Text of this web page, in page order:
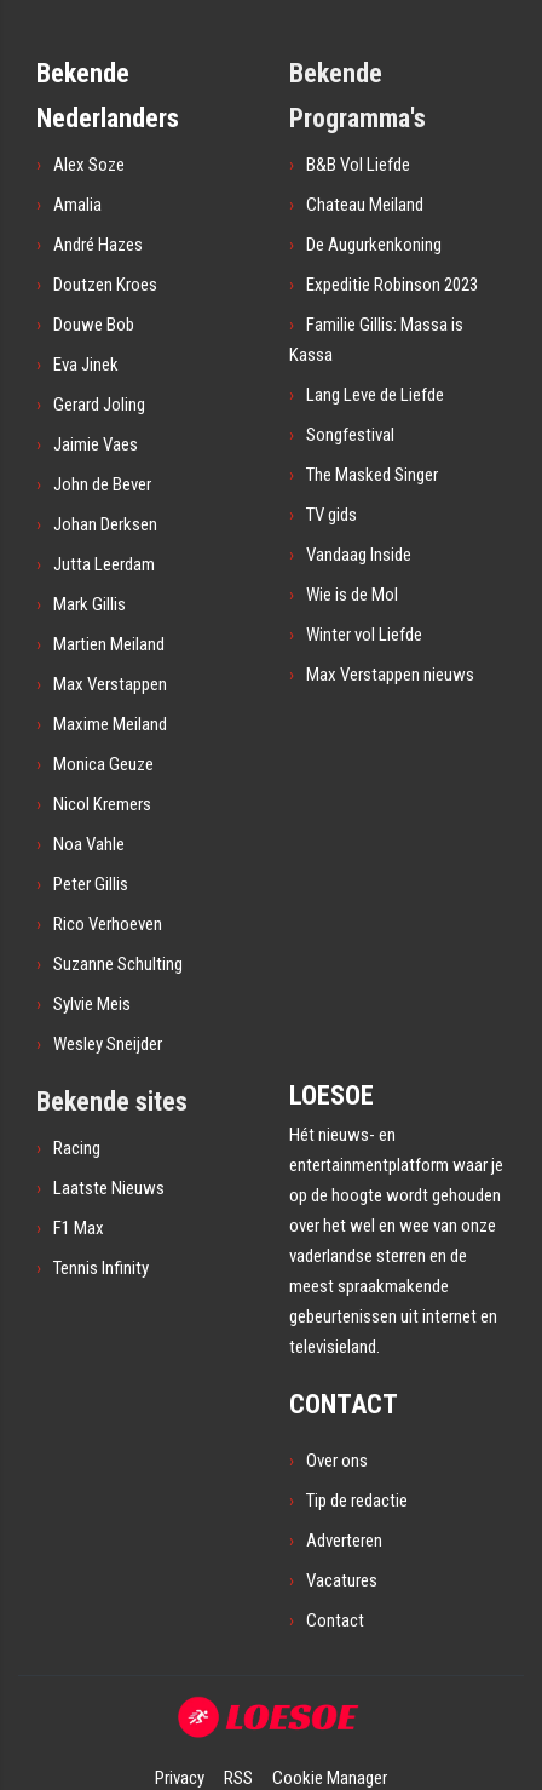
Bekende
Nederlanders
Alex Soze
Amalia
André Hazes
Doutzen Kroes
Douwe Bob
Eva Jinek
Gerard Joling
Jaimie Vaes
John de Bever
Johan Derksen
Jutta Leerdam
Mark Gillis
Martien Meiland
Max Verstappen
Maxime Meiland
Monica Geuze
Nicol Kremers
Noa Vahle
Peter Gillis
Rico Verhoeven
Suzanne Schulting
Sylvie Meis
Wesley Sneijder
Bekende
Programma's
B&B Vol Liefde
Chateau Meiland
De Augurkenkoning
Expeditie Robinson 2023
Familie Gillis: Massa is
Kassa
Lang Leve de Liefde
Songfestival
The Masked Singer
TV gids
Vandaag Inside
Wie is de Mol
Winter vol Liefde
Max Verstappen nieuws
Bekende sites
Racing
Laatste Nieuws
F1 Max
Tennis Infinity
LOESOE
Hét nieuws- en
entertainmentplatform waar je
op de hoogte wordt gehouden
over het wel en wee van onze
vaderlandse sterren en de
meest spraakmakende
gebeurtenissen uit internet en
televisieland.
CONTACT
Over ons
Tip de redactie
Adverteren
Vacatures
Contact
Privacy RSS Cookie Manager